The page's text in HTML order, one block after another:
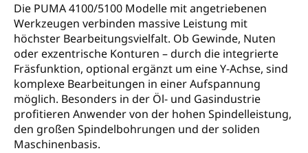
Die PUMA 4100/5100 Modelle mit angetriebenen
Werkzeugen verbinden massive Leistung mit
höchster Bearbeitungsvielfalt. Ob Gewinde, Nuten
oder exzentrische Konturen – durch die integrierte
Fräsfunktion, optional ergänzt um eine Y-Achse, sind
komplexe Bearbeitungen in einer Aufspannung
möglich. Besonders in der Öl- und Gasindustrie
profitieren Anwender von der hohen Spindelleistung,
den großen Spindelbohrungen und der soliden
Maschinenbasis.